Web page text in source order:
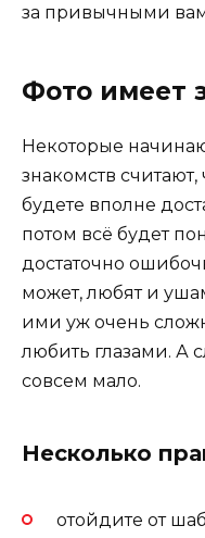
за привычными
Фото имеет
Некоторые
знакомств считают,
будете вполне
потом всё будет
достаточно
может, любят и
ими уж очень
любить глазами. А
совсем мало.
Несколько
отойдите от